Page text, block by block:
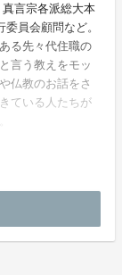
言宗各派総大本
員会顧問など。
る先々代住職の
言う教えをモッ
仏教のお話をさ
ている人たちが